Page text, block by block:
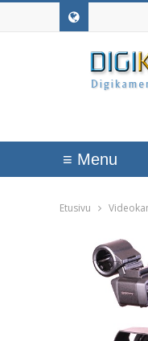
Etusivu